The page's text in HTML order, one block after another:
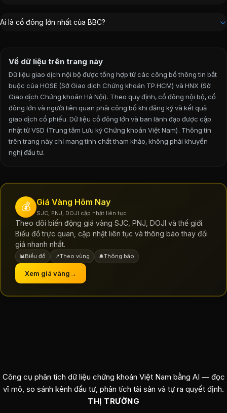
Kế toán trưởng: Đinh Thị Thu Vân
Ai là cổ đông lớn nhất của BBC?
Về dữ liệu trên trang này
Dữ liệu giao dịch nội bộ được tổng hợp từ các công bố thông tin bắt
buộc của HOSE (Sở Giao dịch Chứng khoán TP.HCM) và HNX (Sở
Giao dịch Chứng khoán Hà Nội). Theo quy định, cổ đông nội bộ, cổ
đông lớn và người liên quan phải công bố khi đăng ký và kết quả
giao dịch cổ phiếu. Dữ liệu cổ đông lớn và ban lãnh đạo được cập
nhật từ VSD (Trung tâm Lưu ký Chứng khoán Việt Nam). Thông tin
trên trang này chỉ mang tính chất tham khảo, không phải khuyến
nghị đầu tư.
💰 Giá Vàng Hôm Nay
SJC, PNJ, DOJI cập nhật liên tục
Theo dõi biến động giá vàng SJC, PNJ, DOJI và thế giới.
Biểu đồ trực quan, cập nhật liên tục và thông báo thay đổi
giá nhanh nhất.
📊 Biểu đồ 📍Theo vùng 🔔Thông báo
Xem giá vàng→
Công cụ phân tích dữ liệu chứng khoán Việt Nam bằng AI — đọc
vĩ mô, so sánh kênh đầu tư, phân tích tài sản và tự ra quyết định.
THỊ TRƯỜNG